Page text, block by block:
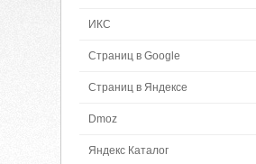
ИКС
Страниц в Google
Страниц в Яндексе
Dmoz
Яндекс Каталог